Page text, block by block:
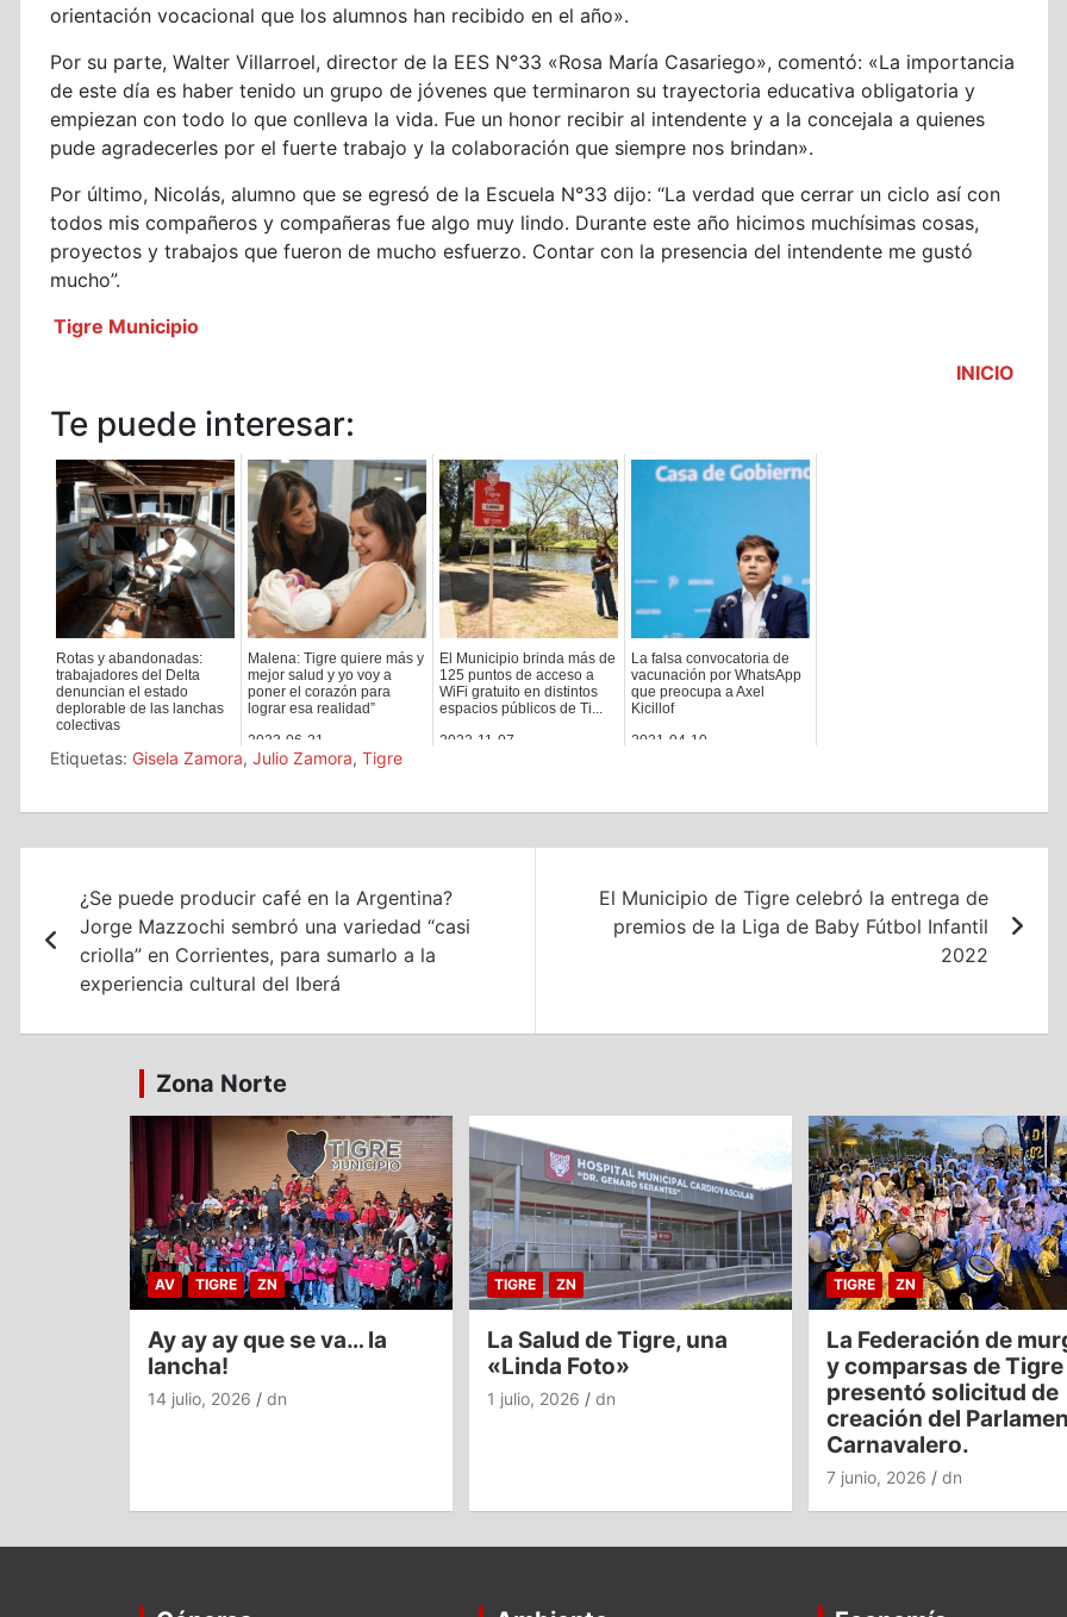
orientación vocacional que los alumnos han recibido en el año».
Por su parte, Walter Villarroel, director de la EES N°33 «Rosa María Casariego», comentó: «La importancia
de este día es haber tenido un grupo de jóvenes que terminaron su trayectoria educativa obligatoria y
empiezan con todo lo que conlleva la vida. Fue un honor recibir al intendente y a la concejala a quienes
pude agradecerles por el fuerte trabajo y la colaboración que siempre nos brindan».
Por último, Nicolás, alumno que se egresó de la Escuela N°33 dijo: “La verdad que cerrar un ciclo así con
todos mis compañeros y compañeras fue algo muy lindo. Durante este año hicimos muchísimas cosas,
proyectos y trabajos que fueron de mucho esfuerzo. Contar con la presencia del intendente me gustó
mucho”.
Tigre Municipio
INICIO
Te puede interesar:
Rotas y abandonadas:
trabajadores del Delta
denuncian el estado
deplorable de las lanchas
colectivas
2023-04-24
Malena: Tigre quiere más y
mejor salud y yo voy a
poner el corazón para
lograr esa realidad”
2023-06-21
El Municipio brinda más de
125 puntos de acceso a
WiFi gratuito en distintos
espacios públicos de Ti...
2022-11-07
La falsa convocatoria de
vacunación por WhatsApp
que preocupa a Axel
Kicillof
2021-04-10
Etiquetas: Gisela Zamora, Julio Zamora, Tigre
entradas
¿Se puede producir café en la Argentina?
Jorge Mazzochi sembró una variedad “casi
criolla” en Corrientes, para sumarlo a la
experiencia cultural del Iberá
El Municipio de Tigre celebró la entrega de
premios de la Liga de Baby Fútbol Infantil
2022
Zona Norte
AV TIGRE ZN
Ay ay ay que se va… la
lancha!
14 julio, 2026 dn
TIGRE ZN
La Salud de Tigre, una
«Linda Foto»
1 julio, 2026 dn
TIGRE ZN
La Federación de
y comparsas de Tigre
presentó solicitud de
creación del
Carnavalero.
7 junio, 2026 dn